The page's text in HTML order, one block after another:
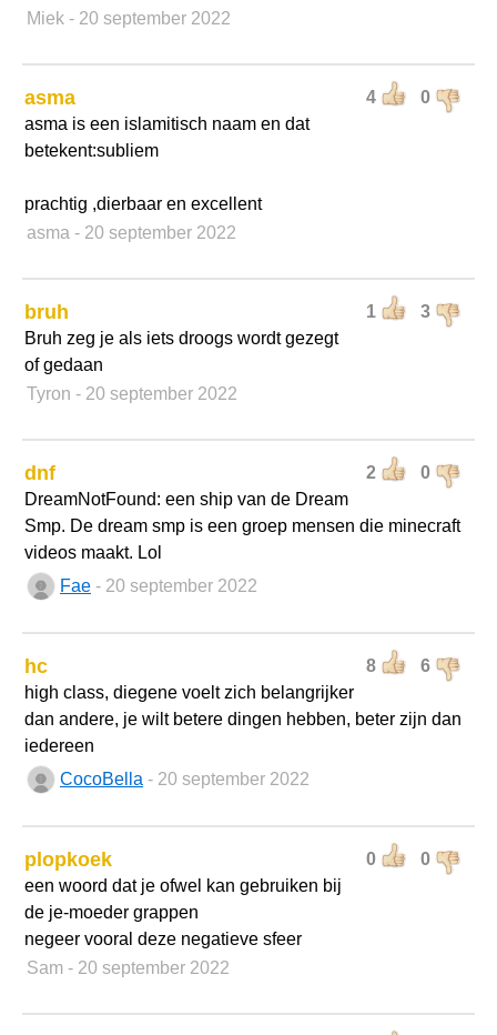
Miek - 20 september 2022
4 0
asma
asma is een islamitisch naam en dat
betekent:subliem
prachtig ,dierbaar en excellent
asma - 20 september 2022
1 3
bruh
Bruh zeg je als iets droogs wordt gezegt
of gedaan
Tyron - 20 september 2022
2 0
dnf
DreamNotFound: een ship van de Dream
Smp. De dream smp is een groep mensen die minecraft
videos maakt. Lol
Fae - 20 september 2022
8 6
hc
high class, diegene voelt zich belangrijker
dan andere, je wilt betere dingen hebben, beter zijn dan
iedereen
CocoBella - 20 september 2022
0 0
plopkoek
een woord dat je ofwel kan gebruiken bij
de je-moeder grappen
negeer vooral deze negatieve sfeer
Sam - 20 september 2022